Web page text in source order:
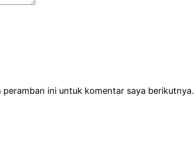
ini untuk komentar saya berikutnya.